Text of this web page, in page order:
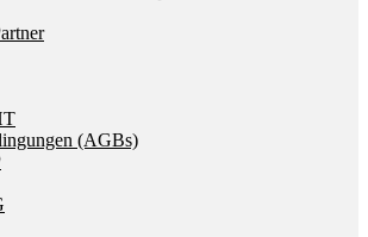
(AGBs)